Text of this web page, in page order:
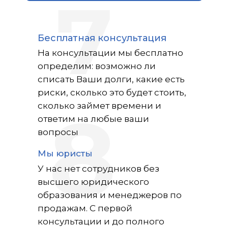
8
7
Бесплатная консультация
Мы юристы
На консультации мы бесплатно
определим: возможно ли
списать Ваши долги, какие есть
риски, сколько это будет стоить,
сколько займет времени и
ответим на любые ваши
вопросы
У нас нет сотрудников без
высшего юридического
образования и менеджеров по
продажам. С первой
консультации и до полного